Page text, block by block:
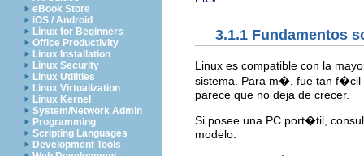
eBook Store
iOS / Android
Linux for Beginners
Office Productivity
Linux Installation
Linux Security
Linux Utilities
Linux Virtualization
Linux Kernel
System/Network Admin
Programming
Scripting Languages
Development Tools
3.1.1 Fundamentos
Linux es compatible con la
sistema. Para m�, fue tan f�cil
parece que no deja de crecer.
Si posee una PC port�til,
modelo.